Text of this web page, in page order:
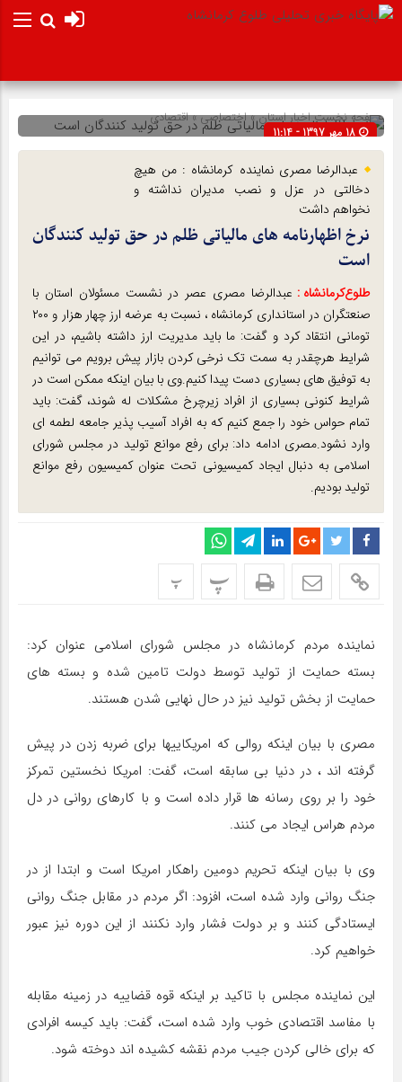
صفحه نخستاخبار استان»اختصاصی»اقتصادی
18 مهر 1397 - 11:14
شناسه : 9621
عبدالرضا مصری نماینده کرمانشاه : من هیچ
دخالتی در عزل و نصب مدیران نداشته و
نخواهم داشت
نرخ اظهارنامه های مالیاتی ظلم ‌در حق تولید کنندگان
است
طلوع‌‌کرمانشاه : عبدالرضا مصری عصر در نشست مسئولان استان با
صنعتگران در استانداری کرمانشاه ، نسبت به عرضه ارز چهار هزار و ۲۰۰
تومانی انتقاد کرد و گفت: ما باید مدیریت ارز داشته باشیم‌‌، در این
شرایط هرچقدر به سمت تک‌ نرخی کردن بازار پیش برویم می توانیم
به توفیق های بسیاری دست پیدا کنیم.وی با بیان اینکه ممکن است در
شرایط کنونی بسیاری از افراد زیرچرخ مشکلات له شوند، گفت: باید
تمام‌ حواس خود را جمع کنیم که به افراد آسیب پذیر جامعه لطمه ای
وارد نشود.مصری ادامه داد: برای رفع موانع تولید در مجلس شورای
اسلامی به دنبال ایجاد کمیسیونی تحت عنوان کمیسیون رفع موانع
تولید بودیم.
پ پ
نماینده مردم‌ کرمانشاه در مجلس شورای اسلامی‌ عنوان‌ کرد:
بسته حمایت از تولید توسط دولت تامین شده و بسته های
حمایت از بخش تولید نیز در حال نهایی شدن هستند.
مصری با بیان اینکه روالی که امریکاییها برای ضربه زدن در پیش
گرفته اند ، در دنیا بی سابقه است، گفت: امریکا نخستین تمرکز
خود را بر روی رسانه ها قرار داده است و با کارهای روانی در دل
مردم‌ هراس ایجاد می‌ کنند.
وی با بیان اینکه تحریم دومین راهکار امریکا است و ابتدا از در
جنگ روانی وارد شده است، افزود: اگر‌ مردم در مقابل جنگ‌ روانی
ایستادگی کنند و بر دولت فشار وارد نکنند از این دوره نیز عبور
خواهیم‌ کرد.
این نماینده مجلس با تاکید بر اینکه قوه قضاییه در زمینه مقابله
با مفاسد اقتصادی خوب وارد شده است، گفت: باید کیسه افرادی
که برای خالی کردن جیب مردم نقشه کشیده اند دوخته شود.